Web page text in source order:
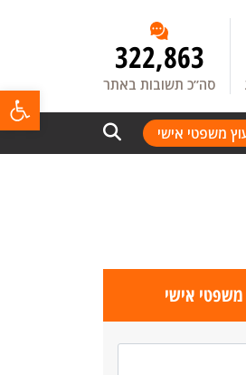
322,863
סה”כ תשובות באתר
משפטי אישי
משפטי אישי